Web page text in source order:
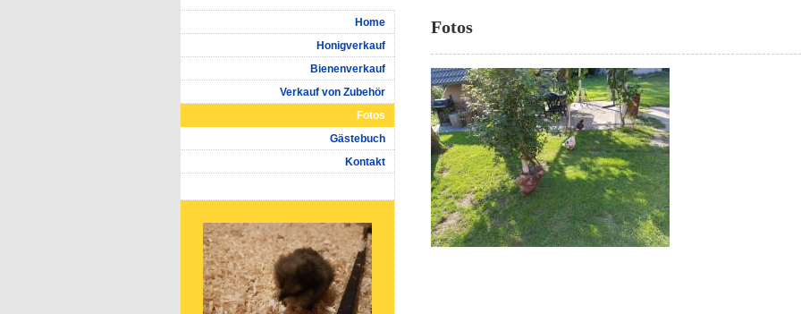
Fotos
Home
Honigverkauf
Bienenverkauf
Verkauf von Zubehör
Fotos
Gästebuch
Kontakt